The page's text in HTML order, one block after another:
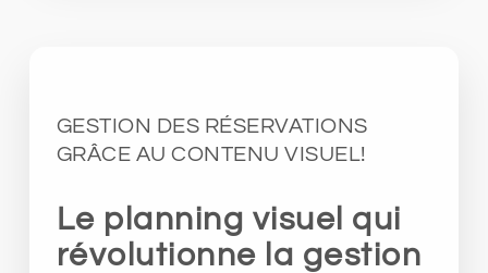
GESTION DES RÉSERVATIONS
GRÂCE AU CONTENU VISUEL!
Le planning visuel qui
révolutionne la gestion